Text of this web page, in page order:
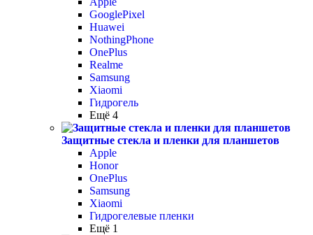
GooglePixel
Huawei
NothingPhone
OnePlus
Realme
Samsung
Xiaomi
Гидрогель
Ещё 4
Защитные стекла и пленки для планшетов
Apple
Honor
OnePlus
Samsung
Xiaomi
Гидрогелевые пленки
Ещё 1